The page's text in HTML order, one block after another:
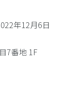
年12月6日
7番地 1F